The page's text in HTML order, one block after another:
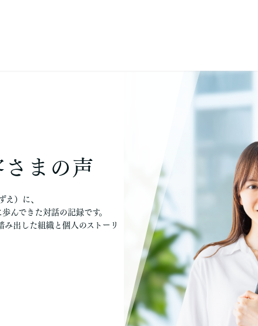
まの声
え）に、
んできた対話の記録です。
出した組織と個人のストーリ